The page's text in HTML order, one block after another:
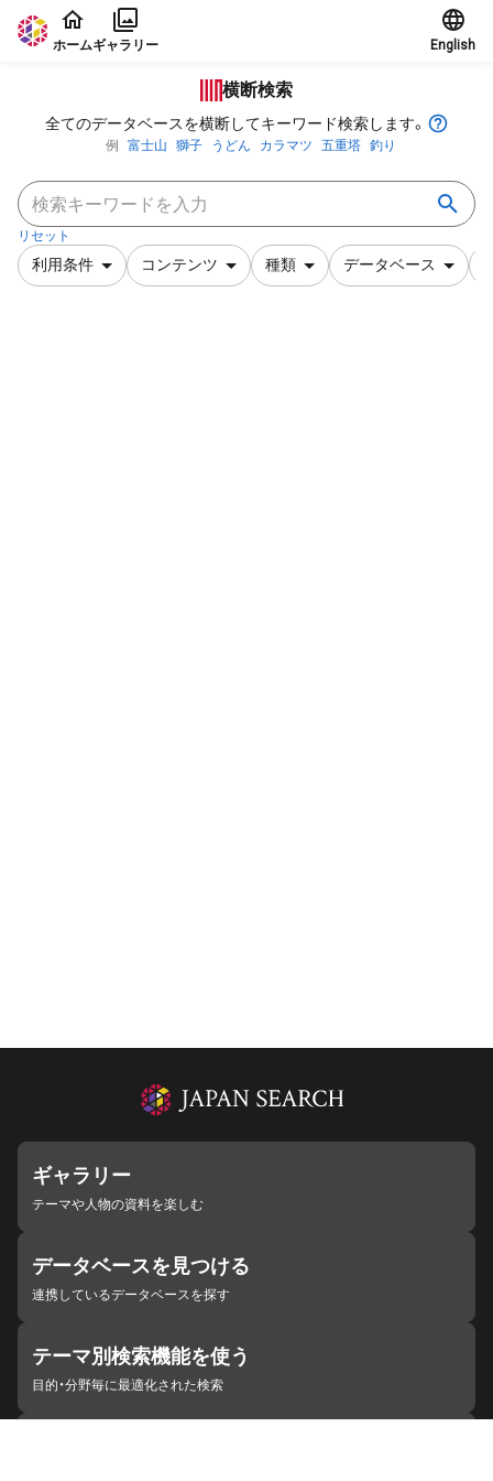
本文に飛ぶ
ホームギャラリー English
横断検索
全てのデータベースを横断してキーワード検索します。
例 富士山 獅子 うどん カラマツ 五重塔 釣り
リセット
利用条件 コンテンツ 種類 データベース
ギャラリー
テーマや人物の資料を楽しむ
データベースを見つける
連携しているデータベースを探す
テーマ別検索機能を使う
目的・分野毎に最適化された検索